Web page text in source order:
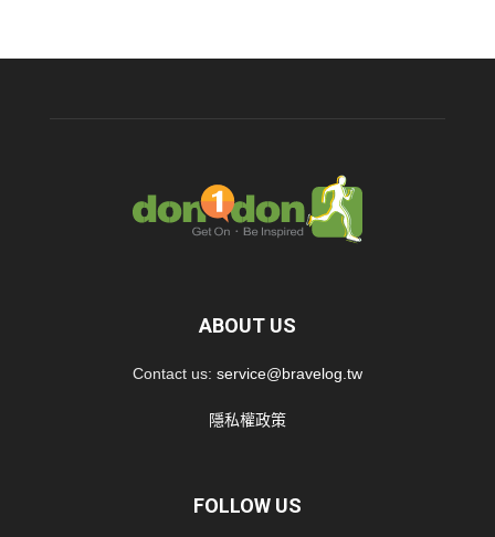
ABOUT US
Contact us: service@bravelog.tw
隱私權政策
FOLLOW US